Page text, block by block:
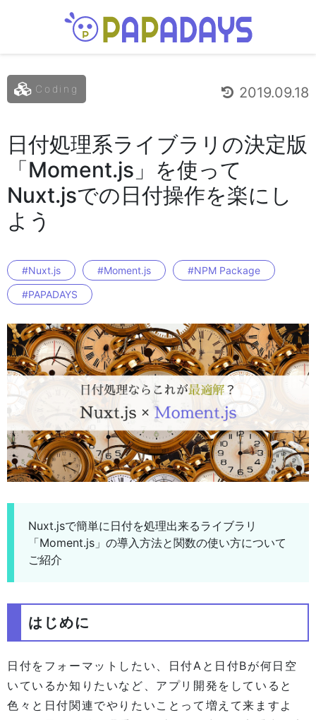
Coding 2019.09.18
日付処理系ライブラリの決定版
「Moment.js」を使って
Nuxt.jsでの日付操作を楽にし
よう
#Nuxt.js #Moment.js
#NPM Package
#PAPADAYS
Nuxt.jsで簡単に日付を処理出来るライブラリ
「Moment.js」の導入方法と関数の使い方について
ご紹介
はじめに
日付をフォーマットしたい、日付Aと日付Bが何日空
いているか知りたいなど、アプリ開発をしていると
色々と日付関連でやりたいことって増えて来ますよ